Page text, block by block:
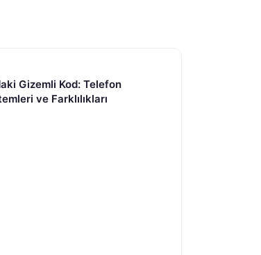
Gizemli Kod: Telefon
ve Farklılıkları